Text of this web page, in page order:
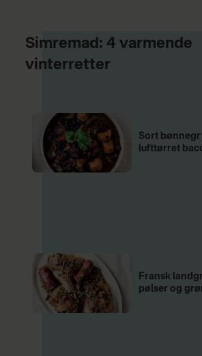
Simremad: 4 varmende
vinterretter
Sort
lufttørret
Fransk
pølser og